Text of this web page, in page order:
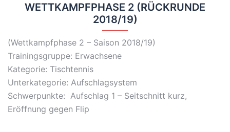
WETTKAMPFPHASE 2 (RÜCKRUNDE
2018/19)
(Wettkampfphase 2 – Saison 2018/19)
Trainingsgruppe: Erwachsene
Kategorie: Tischtennis
Unterkategorie: Aufschlagsystem
Schwerpunkte: Aufschlag 1 – Seitschnitt kurz,
Eröffnung gegen Flip